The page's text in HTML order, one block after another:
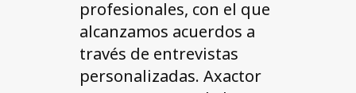
profesionales, con el que
alcanzamos acuerdos a
través de entrevistas
personalizadas. Axactor